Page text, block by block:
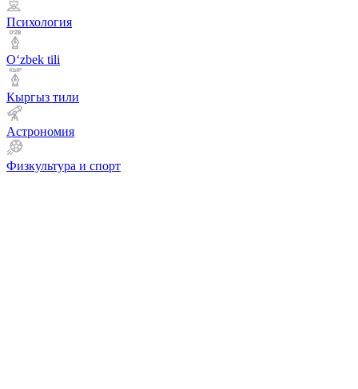
Психология
Оʻzbek tili
Кыргыз тили
Астрономия
Физкультура и спорт